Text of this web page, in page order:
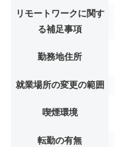
リモートワークに関す
る補足事項
勤務地住所
就業場所の変更の範囲
喫煙環境
転勤の有無